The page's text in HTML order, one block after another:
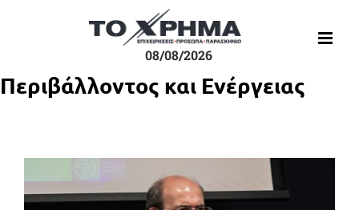
08/08/2026
Περιβάλλοντος και Ενέργειας